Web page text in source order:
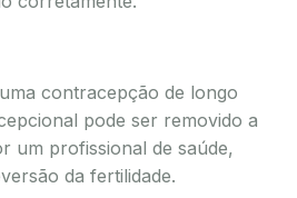
contracepção de longo
pode ser removido a
um profissional de saúde,
da fertilidade.